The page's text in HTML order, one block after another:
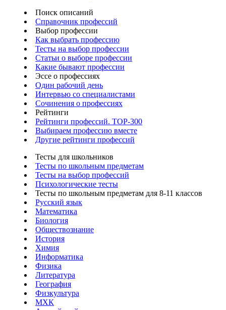
Поиск описаний
Справочник профессий
Выбор профессии
Как выбрать профессию
Тесты на выбор профессии
Статьи о выборе профессии
Какие бывают профессии
Эссе о профессиях
Один рабочий день
Интервью со специалистами
Сочинения о профессиях
Рейтинги
Рейтинги профессий. TOP-300
Выбираем профессию вместе
Другие рейтинги профессий
Тесты для школьников
Тесты по школьным предметам
Тесты на выбор профессий
Психологические тесты
Тесты по школьным предметам для 8-11 классов
Русский язык
Математика
Биология
Обществознание
История
Химия
Информатика
Физика
Литература
География
Физкультура
МХК